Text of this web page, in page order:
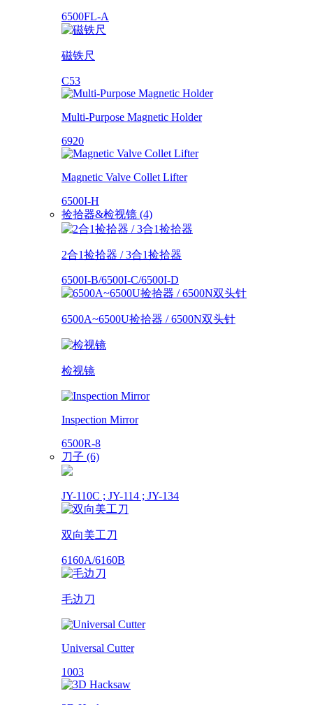
6500FL-A
磁铁尺
C53
Multi-Purpose Magnetic Holder
6920
Magnetic Valve Collet Lifter
6500I-H
捡拾器&检视镜 (4)
2合1捡拾器 / 3合1捡拾器
6500I-B/6500I-C/6500I-D
6500A~6500U捡拾器 / 6500N双头针
检视镜
Inspection Mirror
6500R-8
刀子 (6)
JY-110C ; JY-114 ; JY-134
双向美工刀
6160A/6160B
毛边刀
Universal Cutter
1003